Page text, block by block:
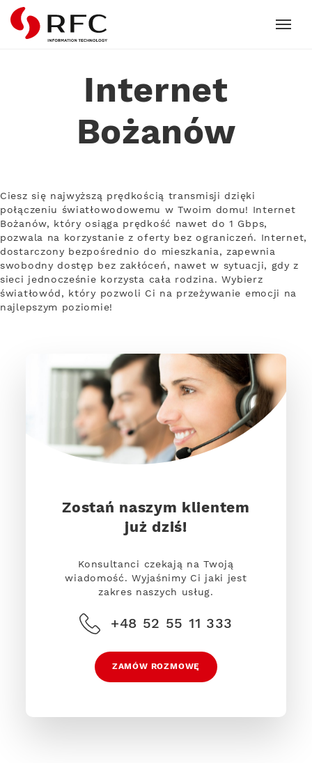
RFC
Internet
Bożanów
Ciesz się najwyższą prędkością transmisji dzięki
połączeniu światłowodowemu w Twoim domu! Internet
Bożanów, który osiąga prędkość nawet do 1 Gbps,
pozwala na korzystanie z oferty bez ograniczeń. Internet,
dostarczony bezpośrednio do mieszkania, zapewnia
swobodny dostęp bez zakłóceń, nawet w sytuacji, gdy z
sieci jednocześnie korzysta cała rodzina. Wybierz
światłowód, który pozwoli Ci na przeżywanie emocji na
najlepszym poziomie!
Zostań naszym klientem
już dziś!
Konsultanci czekają na Twoją
wiadomość. Wyjaśnimy Ci jaki jest
zakres naszych usług.
+48 52 55 11 333
ZAMÓW ROZMOWĘ